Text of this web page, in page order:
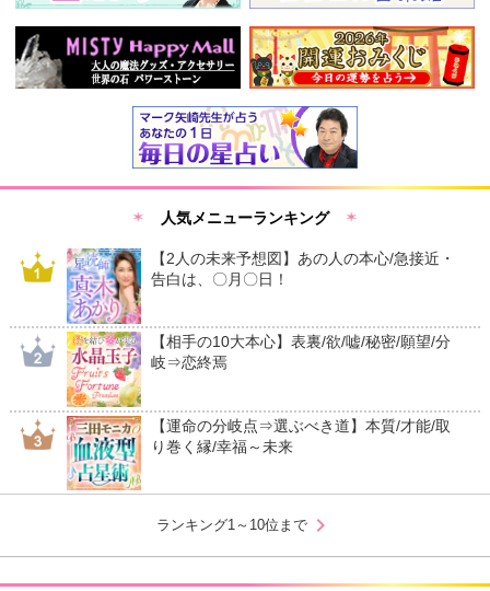
人気メニューランキング
【2人の未来予想図】あの人の本心/急接近・
告白は、〇月〇日！
【相手の10大本心】表裏/欲/嘘/秘密/願望/分
岐⇒恋終焉
【運命の分岐点⇒選ぶべき道】本質/才能/取
り巻く縁/幸福～未来
ランキング1～10位まで chevron_right